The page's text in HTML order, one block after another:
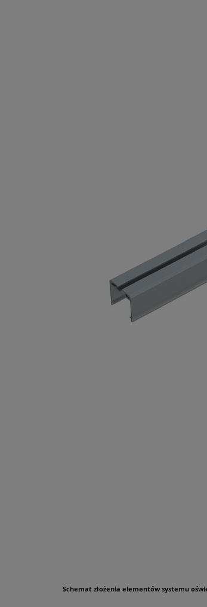
Schemat złożenia elementów systemu